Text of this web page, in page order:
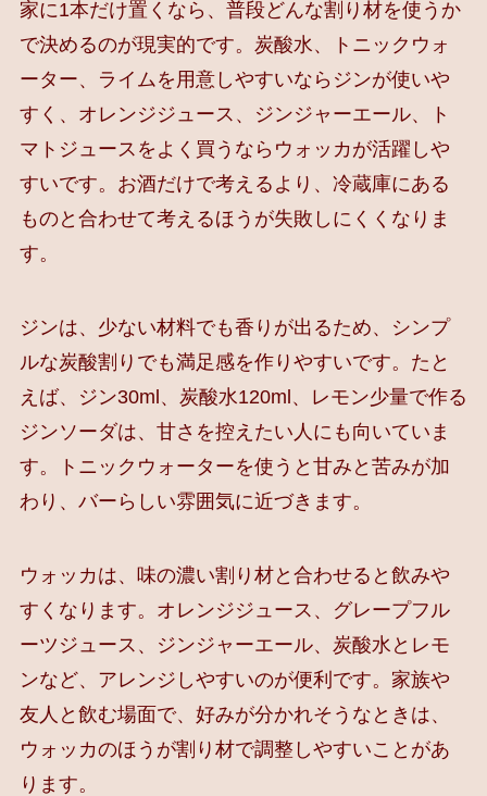
家に1本だけ置くなら、普段どんな割り材を使うか
で決めるのが現実的です。炭酸水、トニックウォ
ーター、ライムを用意しやすいならジンが使いや
すく、オレンジジュース、ジンジャーエール、ト
マトジュースをよく買うならウォッカが活躍しや
すいです。お酒だけで考えるより、冷蔵庫にある
ものと合わせて考えるほうが失敗しにくくなりま
す。
ジンは、少ない材料でも香りが出るため、シンプ
ルな炭酸割りでも満足感を作りやすいです。たと
えば、ジン30ml、炭酸水120ml、レモン少量で作る
ジンソーダは、甘さを控えたい人にも向いていま
す。トニックウォーターを使うと甘みと苦みが加
わり、バーらしい雰囲気に近づきます。
ウォッカは、味の濃い割り材と合わせると飲みや
すくなります。オレンジジュース、グレープフル
ーツジュース、ジンジャーエール、炭酸水とレモ
ンなど、アレンジしやすいのが便利です。家族や
友人と飲む場面で、好みが分かれそうなときは、
ウォッカのほうが割り材で調整しやすいことがあ
ります。